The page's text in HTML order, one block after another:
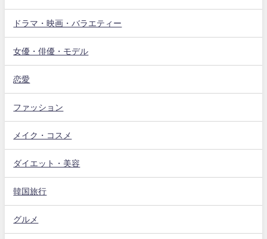
ドラマ・映画・バラエティー
女優・俳優・モデル
恋愛
ファッション
メイク・コスメ
ダイエット・美容
韓国旅行
グルメ